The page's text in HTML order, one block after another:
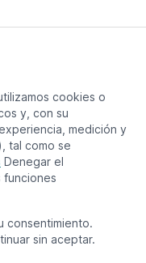
Próxima página
Matter
cookies o
y, con su
medición y
tal como se
Denegar el
funciones
consentimiento.
sin aceptar.